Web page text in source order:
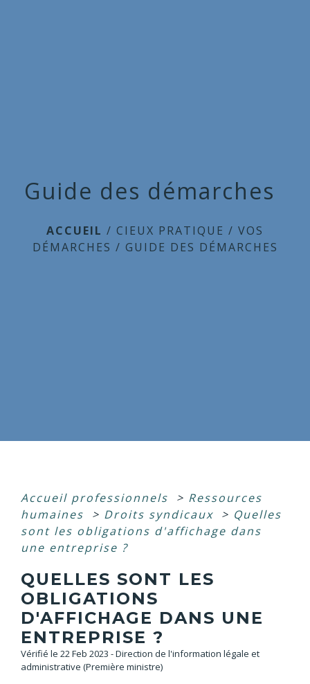
Guide des démarches
ACCUEIL / CIEUX PRATIQUE / VOS
DÉMARCHES / GUIDE DES DÉMARCHES
Accueil professionnels > Ressources
humaines
> Droits syndicaux > Quelles
sont les obligations d'affichage dans
une entreprise ?
QUELLES SONT LES
OBLIGATIONS
D'AFFICHAGE DANS UNE
ENTREPRISE ?
Vérifié le 22 Feb 2023 - Direction de l'information légale et
administrative (Première ministre)